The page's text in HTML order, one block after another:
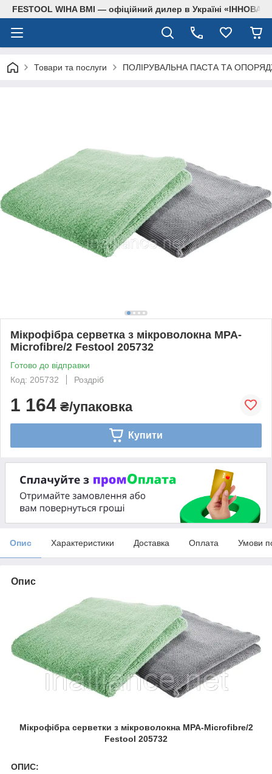
FESTOOL WIHA BMI — офіційний дилер в Україні
Товари та послуги ПОЛІРУВАЛЬНА ПАСТА ТА
Мікрофібра серветка з мікроволокна MPA-
Microfibre/2 Festool 205732
Готово до відправки
Код: 205732
Роздріб
1 164 ₴/упаковка
Купити
Опис Характеристики Доставка Оплата Умови
Опис
Мікрофібра серветки з мікроволокна MPA-Microfibre/2
Festool 205732
ОПИС: